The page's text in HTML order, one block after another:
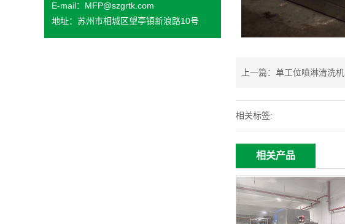
E-mail：MFP@szgrtk.com
地址：苏州市相城区望亭镇新浪路10号
上一篇： 单工位喷淋清洗机
相关标签:
相关产品